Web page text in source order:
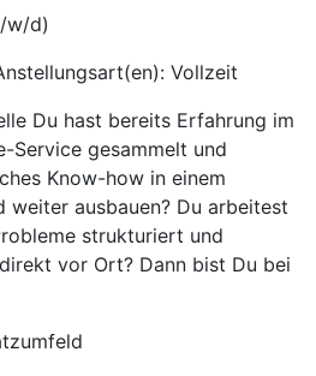
w/d)
Vollzeit
Du hast bereits Erfahrung im
Service gesammelt und
Know-how in einem
weiter ausbauen? Du arbeitest
strukturiert und
vor Ort? Dann bist Du bei